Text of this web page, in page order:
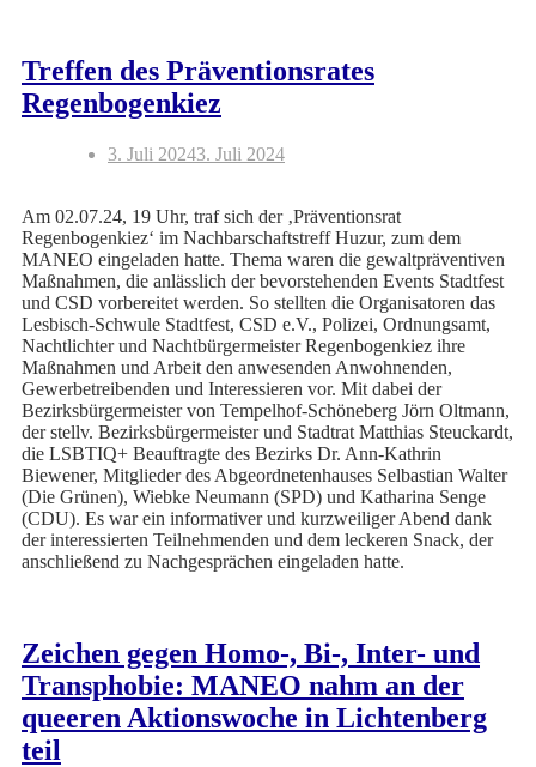
Treffen des Präventionsrates
Regenbogenkiez
3. Juli 20243. Juli 2024
Am 02.07.24, 19 Uhr, traf sich der ‚Präventionsrat
Regenbogenkiez‘ im Nachbarschaftstreff Huzur, zum dem
MANEO eingeladen hatte. Thema waren die gewaltpräventiven
Maßnahmen, die anlässlich der bevorstehenden Events Stadtfest
und CSD vorbereitet werden. So stellten die Organisatoren das
Lesbisch-Schwule Stadtfest, CSD e.V., Polizei, Ordnungsamt,
Nachtlichter und Nachtbürgermeister Regenbogenkiez ihre
Maßnahmen und Arbeit den anwesenden Anwohnenden,
Gewerbetreibenden und Interessieren vor. Mit dabei der
Bezirksbürgermeister von Tempelhof-Schöneberg Jörn Oltmann,
der stellv. Bezirksbürgermeister und Stadtrat Matthias Steuckardt,
die LSBTIQ+ Beauftragte des Bezirks Dr. Ann-Kathrin
Biewener, Mitglieder des Abgeordnetenhauses Selbastian Walter
(Die Grünen), Wiebke Neumann (SPD) und Katharina Senge
(CDU). Es war ein informativer und kurzweiliger Abend dank
der interessierten Teilnehmenden und dem leckeren Snack, der
anschließend zu Nachgesprächen eingeladen hatte.
Zeichen gegen Homo-, Bi-, Inter- und
Transphobie: MANEO nahm an der
queeren Aktionswoche in Lichtenberg
teil